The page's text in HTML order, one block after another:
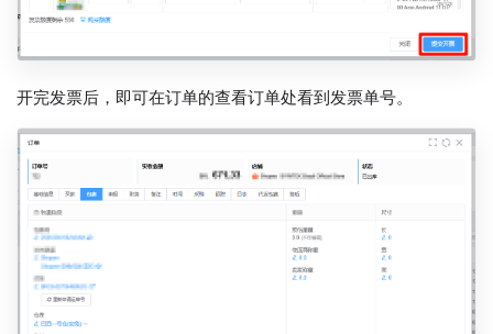
开完发票后，即可在订单的查看订单处看到发票单号。